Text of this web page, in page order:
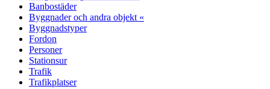
Banbostäder
Byggnader och andra objekt «
Byggnadstyper
Fordon
Personer
Stationsur
Trafik
Trafikplatser